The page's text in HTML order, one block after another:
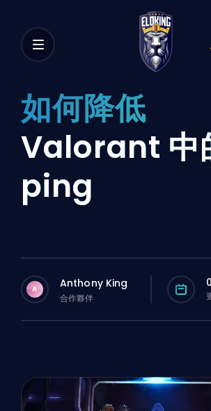
如何降低
Valorant 中
ping
A Anthony King
合作夥伴